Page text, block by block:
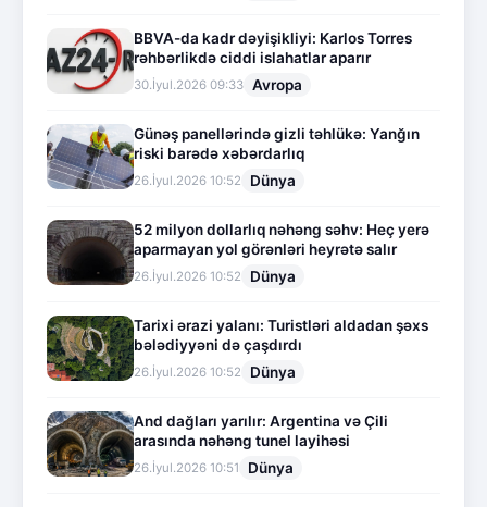
BBVA-da kadr dəyişikliyi: Karlos Torres
rəhbərlikdə ciddi islahatlar aparır
30.İyul.2026 09:33 Avropa
Günəş panellərində gizli təhlükə: Yanğın
riski barədə xəbərdarlıq
26.İyul.2026 10:52 Dünya
52 milyon dollarlıq nəhəng səhv: Heç yerə
aparmayan yol görənləri heyrətə salır
26.İyul.2026 10:52 Dünya
Tarixi ərazi yalanı: Turistləri aldadan şəxs
bələdiyyəni də çaşdırdı
26.İyul.2026 10:52 Dünya
And dağları yarılır: Argentina və Çili
arasında nəhəng tunel layihəsi
26.İyul.2026 10:51 Dünya